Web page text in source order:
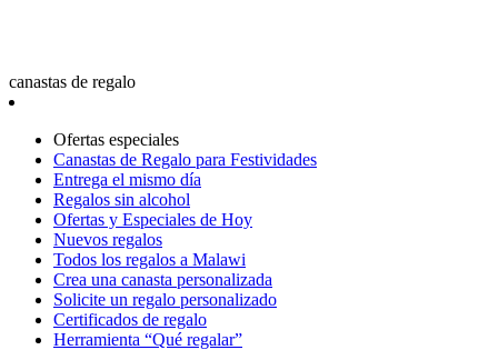
canastas de regalo
Ofertas especiales
Canastas de Regalo para Festividades
Entrega el mismo día
Regalos sin alcohol
Ofertas y Especiales de Hoy
Nuevos regalos
Todos los regalos a Malawi
Crea una canasta personalizada
Solicite un regalo personalizado
Certificados de regalo
Herramienta “Qué regalar”